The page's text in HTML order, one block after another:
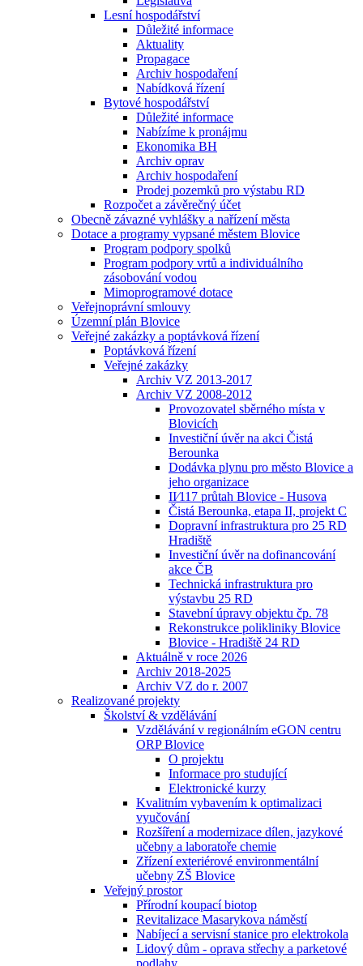
Lesní hospodářství
Důležité informace
Aktuality
Propagace
Archiv hospodaření
Nabídková řízení
Bytové hospodářství
Důležité informace
Nabízíme k pronájmu
Ekonomika BH
Archiv oprav
Archiv hospodaření
Prodej pozemků pro výstabu RD
Rozpočet a závěrečný účet
Obecně závazné vyhlášky a nařízení města
Dotace a programy vypsané městem Blovice
Program podpory spolků
Program podpory vrtů a individuálního
zásobování vodou
Mimoprogramové dotace
Veřejnoprávní smlouvy
Územní plán Blovice
Veřejné zakázky a poptávková řízení
Poptávková řízení
Veřejné zakázky
Archiv VZ 2013-2017
Archiv VZ 2008-2012
Provozovatel sběrného místa v
Blovicích
Investiční úvěr na akci Čistá
Berounka
Dodávka plynu pro město Blovice a
jeho organizace
II⁄117 průtah Blovice - Husova
Čistá Berounka, etapa II, projekt C
Dopravní infrastruktura pro 25 RD
Hradiště
Investiční úvěr na dofinancování
akce ČB
Technická infrastruktura pro
výstavbu 25 RD
Stavební úpravy objektu čp. 78
Rekonstrukce polikliniky Blovice
Blovice - Hradiště 24 RD
Aktuálně v roce 2026
Archiv 2018-2025
Archiv VZ do r. 2007
Realizované projekty
Školství & vzdělávání
Vzdělávání v regionálním eGON centru
ORP Blovice
O projektu
Informace pro studující
Elektronické kurzy
Kvalitním vybavením k optimalizaci
vyučování
Rozšíření a modernizace dílen, jazykové
učebny a laboratoře chemie
Zřízení exteriérové environmentální
učebny ZŠ Blovice
Veřejný prostor
Přírodní koupací biotop
Revitalizace Masarykova náměstí
Nabíjecí a servisní stanice pro elektrokola
Lidový dům - oprava střechy a parketové
podlahy